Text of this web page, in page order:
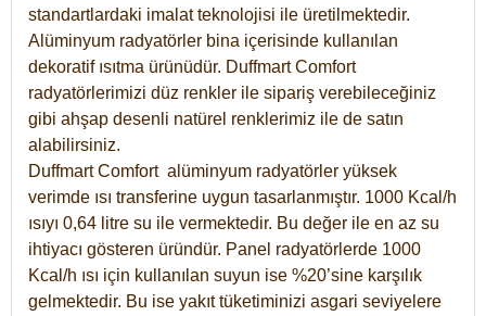
standartlardaki imalat teknolojisi ile üretilmektedir.
Alüminyum radyatörler bina içerisinde kullanılan
dekoratif ısıtma ürünüdür. Duffmart Comfort
radyatörlerimizi düz renkler ile sipariş verebileceğiniz
gibi ahşap desenli natürel renklerimiz ile de satın
alabilirsiniz.
Duffmart Comfort alüminyum radyatörler yüksek
verimde ısı transferine uygun tasarlanmıştır. 1000 Kcal/h
ısıyı 0,64 litre su ile vermektedir. Bu değer ile en az su
ihtiyacı gösteren üründür. Panel radyatörlerde 1000
Kcal/h ısı için kullanılan suyun ise %20’sine karşılık
gelmektedir. Bu ise yakıt tüketiminizi asgari seviyelere